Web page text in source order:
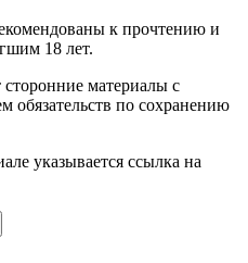
к прочтению и
18 лет.
материалы с
обязательств по сохранению
указывается ссылка на